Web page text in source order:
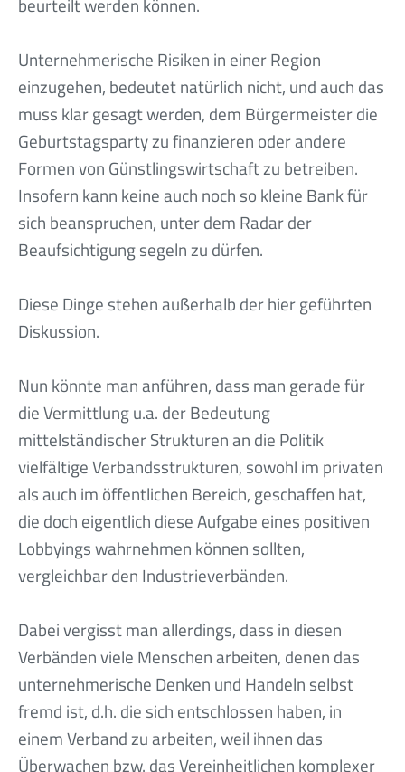
Unternehmerische Risiken in einer Region
einzugehen, bedeutet natürlich nicht, und auch das
muss klar gesagt werden, dem Bürgermeister die
Geburtstagsparty zu finanzieren oder andere
Formen von Günstlingswirtschaft zu betreiben.
Insofern kann keine auch noch so kleine Bank für
sich beanspruchen, unter dem Radar der
Beaufsichtigung segeln zu dürfen.
Diese Dinge stehen außerhalb der hier geführten
Diskussion.
Nun könnte man anführen, dass man gerade für
die Vermittlung u.a. der Bedeutung
mittelständischer Strukturen an die Politik
vielfältige Verbandsstrukturen, sowohl im privaten
als auch im öffentlichen Bereich, geschaffen hat,
die doch eigentlich diese Aufgabe eines positiven
Lobbyings wahrnehmen können sollten,
vergleichbar den Industrieverbänden.
Dabei vergisst man allerdings, dass in diesen
Verbänden viele Menschen arbeiten, denen das
unternehmerische Denken und Handeln selbst
fremd ist, d.h. die sich entschlossen haben, in
einem Verband zu arbeiten, weil ihnen das
Überwachen bzw. das Vereinheitlichen komplexer